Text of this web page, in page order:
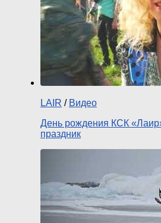
LAIR / Видео
День рождения КСК
праздник